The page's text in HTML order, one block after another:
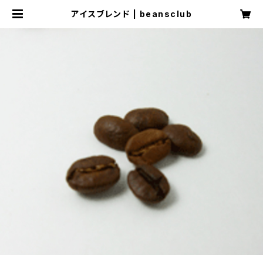
アイスブレンド | beansclub